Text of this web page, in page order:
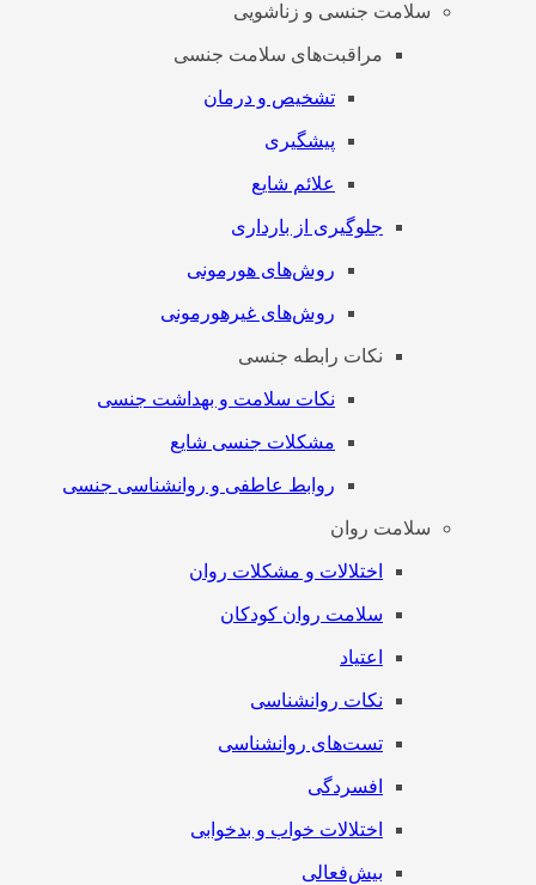
سلامت جنسی و زناشویی
مراقبت‌های سلامت جنسی
تشخیص و درمان
پیشگیری
علائم شایع
جلوگیری از بارداری
روش‌های هورمونی
روش‌های غیرهورمونی
نکات رابطه جنسی
نکات سلامت و بهداشت جنسی
مشکلات جنسی شایع
روابط عاطفی و روانشناسی جنسی
سلامت روان
اختلالات و مشکلات روان
سلامت روان کودکان
اعتیاد
نکات روانشناسی
تست‌های روانشناسی
افسردگی
اختلالات خواب و بدخوابی
بیش‌فعالی